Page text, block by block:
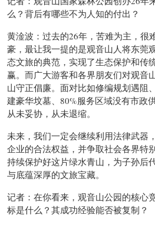
么？背后有哪些不为人知的付出？
黄淦波：过去的26年，苦难为主，很
豪，最让我一提的是观音山人将东莞
态文旅的典范，实现了生态保护和传
赢。而广大游客和各界朋友们对观音
山守正倡廉。面对比如修编规划遇阻
建豪华坟墓、80%服务区域没有市政
从未妥协，从未退缩。
未来，我们一定会继续利用法律武器
企业的合法权益，并争取社会各界特
持续保护好这片绿水青山，为子孙后
与底蕴深厚的文旅宝藏。
记者：在你看来，观音山公园的核心
标是什么？其成功经验能否被复制？